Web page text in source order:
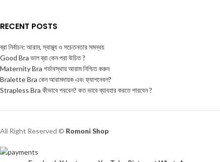
RECENT POSTS
ব্রা নির্বাচন: আরাম, স্বাস্থ্য ও সচেতনতার সমন্বয়
Good Bra ভাল ব্রা কেন পরা উচিত ?
Maternity Bra গর্ভাবস্থায় আরাম নিশ্চিত করুন
Bralette Bra কেন আরামদায়ক এবং ফ্যাশনেবল?
Strapless Bra কীভাবে পরবেন? কত ভাবে ব্যাবহার করতে পারবেন ?
All Right Reserved © Romoni Shop